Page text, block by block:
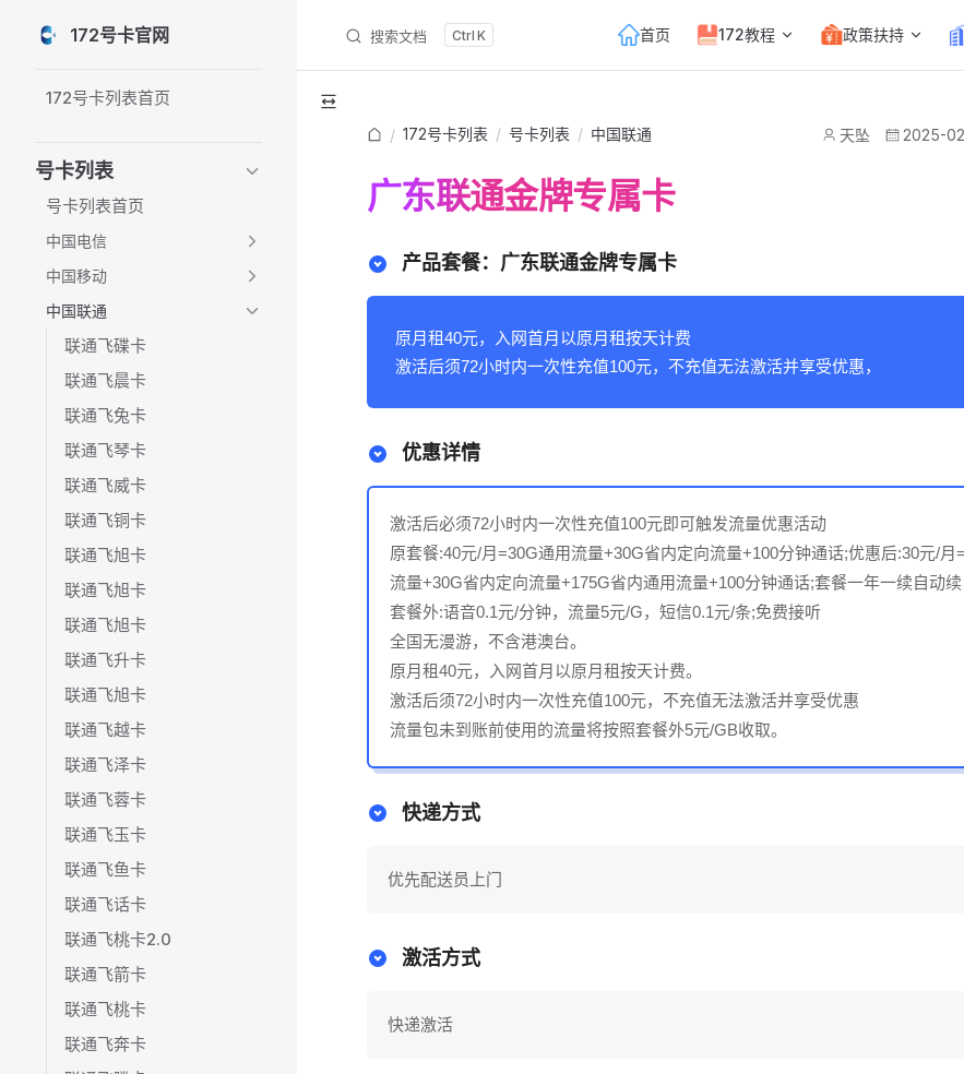
Skip to content
172号卡官网 搜索文档 K 首页 172教程 政策扶持
172号卡列表首页
号卡列表
号卡列表首页
中国电信
中国移动
中国联通
联通飞碟卡
联通飞晨卡
联通飞兔卡
联通飞琴卡
联通飞威卡
联通飞铜卡
联通飞旭卡
联通飞旭卡
联通飞旭卡
联通飞升卡
联通飞旭卡
联通飞越卡
联通飞泽卡
联通飞蓉卡
联通飞玉卡
联通飞鱼卡
联通飞话卡
联通飞桃卡2.0
联通飞箭卡
联通飞桃卡
联通飞奔卡
/ 172号卡列表 / 号卡列表 / 中国联通 天坠 2025-
广东联通金牌专属卡
产品套餐：广东联通金牌专属卡
原月租40元，入网首月以原月租按天计费
激活后须72小时内一次性充值100元，不充值无法激活并享受优惠，
优惠详情
激活后必须72小时内一次性充值100元即可触发流量优惠活动
原套餐:40元/月=30G通用流量+30G省内定向流量+100分钟通话;优惠后:30元/月
流量+30G省内定向流量+175G省内通用流量+100分钟通话;套餐一年一续自动
套餐外:语音0.1元/分钟，流量5元/G，短信0.1元/条;免费接听
全国无漫游，不含港澳台。
原月租40元，入网首月以原月租按天计费。
激活后须72小时内一次性充值100元，不充值无法激活并享受优惠
流量包未到账前使用的流量将按照套餐外5元/GB收取。
快递方式
优先配送员上门
激活方式
快递激活